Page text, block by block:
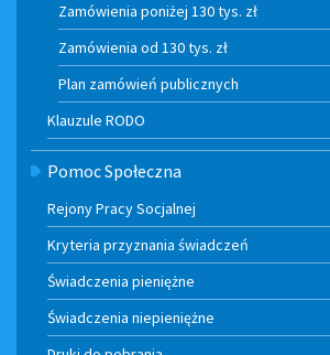
Zamówienia poniżej 130 tys. zł
Zamówienia od 130 tys. zł
Plan zamówień publicznych
Klauzule RODO
Pomoc Społeczna
Rejony Pracy Socjalnej
Kryteria przyznania świadczeń
Świadczenia pieniężne
Świadczenia niepieniężne